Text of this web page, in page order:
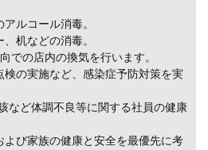
ルコール消毒。
机などの消毒。
での店内の換気を行います。
検の実施など、感染症予防対策を実
など体調不良等に関する社員の健康
び家族の健康と安全を最優先に考